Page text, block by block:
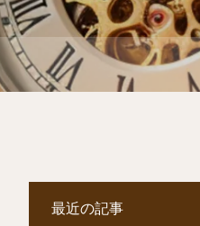
最近の記事